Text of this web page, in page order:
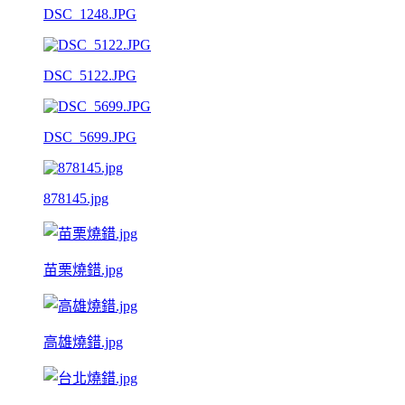
DSC_1248.JPG
DSC_5122.JPG
DSC_5699.JPG
878145.jpg
苗栗燒錯.jpg
高雄燒錯.jpg